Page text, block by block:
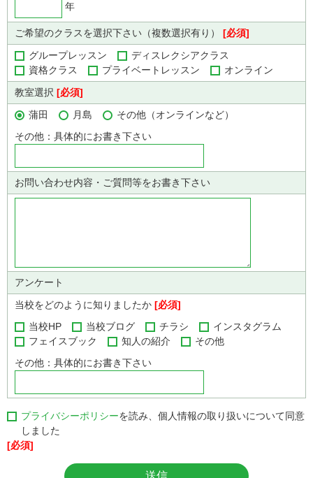
年
ご希望のクラスを選択下さい（複数選択有り） [必須]
グループレッスン
ディスレクシアクラス
資格クラス
プライベートレッスン
オンライン
教室選択 [必須]
蒲田
月島
その他（オンラインなど）
その他：具体的にお書き下さい
お問い合わせ内容・ご質問等をお書き下さい
アンケート
当校をどのように知りましたか [必須]
当校HP
当校ブログ チラシ
インスタグラム
フェイスブック
知人の紹介
その他
その他：具体的にお書き下さい
プライバシーポリシーを読み、個人情報の取り扱いについて同意
しました
[必須]